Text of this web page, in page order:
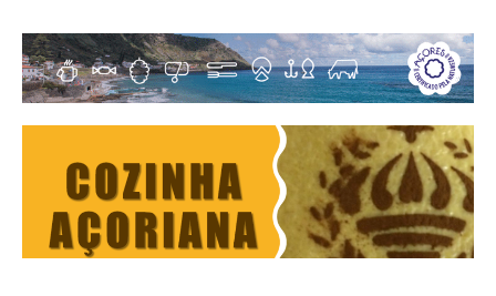
content
Cultura Gastronómica dos Açores